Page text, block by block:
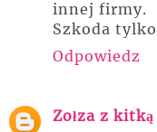
innej firmy.
Szkoda
Odpowiedz
Zołza z kitką